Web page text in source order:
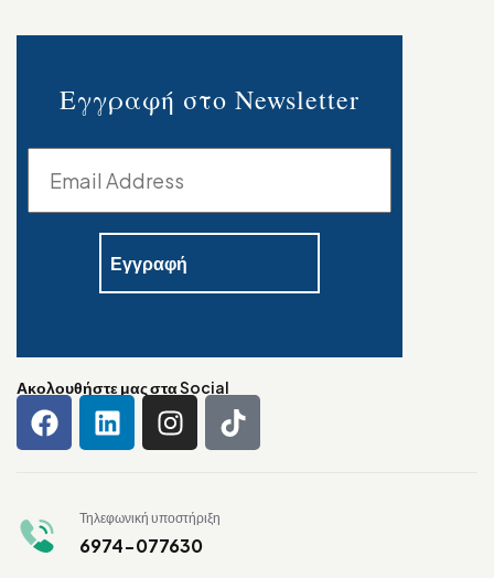
Εγγραφή στο Newsletter
Ακολουθήστε μας στα Social
Τηλεφωνική υποστήριξη
6974-077630